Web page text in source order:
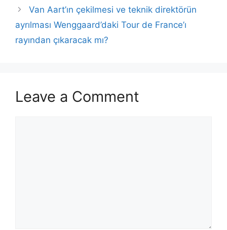
Van Aart’ın çekilmesi ve teknik direktörün
ayrılması Wenggaard’daki Tour de France’ı
rayından çıkaracak mı?
Leave a Comment